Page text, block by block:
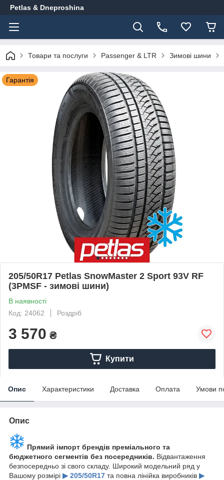
Petlas & Dneproshina
Товари та послуги Passenger & LTR Зимові шини
Гарантія
205/50R17 Petlas SnowMaster 2 Sport 93V RF
(3PMSF - зимові шини)
В наявності
Код: 24062
Роздріб
3 570 ₴
Купити
Опис Характеристики Доставка Оплата Умови
Опис
Прямий імпорт брендів преміального та
бюджетного сегментів без посередників. Відвантаження
безпосередньо зі свого складу. Широкий модельний ряд у
Вашому розмірі ▶ 205/50R17 та повна лінійка виробників ▶